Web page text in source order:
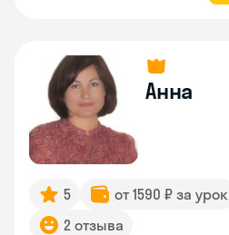
Анна
5 от 1590 ₽ за урок
2 отзыва